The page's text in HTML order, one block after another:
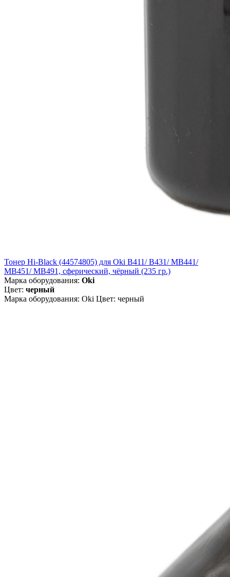
Тонер Hi-Black (44574805) для Oki B411/ B431/ MB441/
MB451/ MB491, сферический, чёрный (235 гр.)
Марка оборудования: Oki
Цвет: черный
Марка оборудования: Oki Цвет: черный